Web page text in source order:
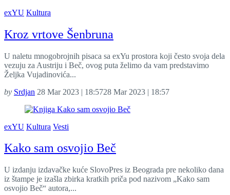
exYU Kultura
Kroz vrtove Šenbruna
U naletu mnogobrojnih pisaca sa exYu prostora koji često svoja dela
vezuju za Austriju i Beč, ovog puta želimo da vam predstavimo
Željka Vujadinovića...
by Srdjan 28 Mar 2023 | 18:5728 Mar 2023 | 18:57
exYU Kultura Vesti
Kako sam osvojio Beč
U izdanju izdavačke kuće SlovoPres iz Beograda pre nekoliko dana
iz štampe je izašla zbirka kratkih priča pod nazivom „Kako sam
osvojio Beč“ autora,...